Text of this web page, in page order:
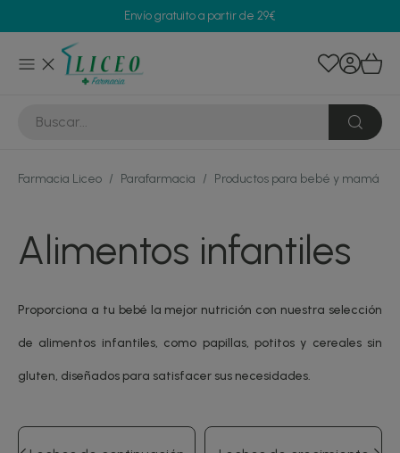
Envío gratuito a partir de 29€
Farmacia Liceo / Parafarmacia / Productos para bebé y mamá
Alimentos infantiles
Proporciona a tu bebé la mejor nutrición con nuestra selección
de alimentos infantiles, como papillas, potitos y cereales sin
gluten, diseñados para satisfacer sus necesidades.